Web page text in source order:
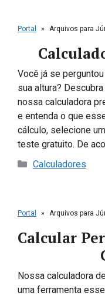
Portal » Arquivos para
Você já se
sua altura?
nossa calculadora
e entenda o que
cálculo, selecione
teste gratuito. De
Categorias
Calculadores
Portal » Arquivos para
Calcular
Nossa calculadora
uma ferramenta